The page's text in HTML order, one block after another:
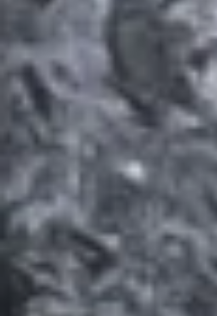
한
때 울창한 원시림과 거대한
동굴들로 이뤄진 ‘잊혀진 세
계’ 베트남 꽝빈성의 퐁냐-케
방 국립공원은 점차 탐사가
진행되면서 지하에 숨겨진 끝
없는 신비를 드러내고 있다. 올해초 진행된
조사에서 영국 동굴연구협회 소속 동굴 전
문가 하워드 림버트가 이끄는 탐사팀은 규
모가 크고 과학적 가치가 높은 신규 동굴 26
개를 조사했다.